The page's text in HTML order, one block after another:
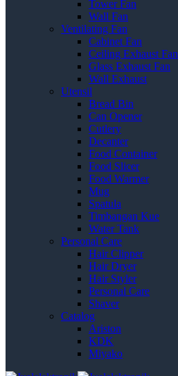
Tower Fan
Wall Fan
Ventilating Fan
Cabinet Fan
Ceiling Exhaust Fan
Glass Exhaust Fan
Wall Exhaust
Utensil
Bread Bin
Can Opener
Cutlery
Decanter
Food Container
Food Slicer
Food Warmer
Mug
Spatula
Timbangan Kue
Water Tank
Personal Care
Hair Clipper
Hair Dryer
Hair Styler
Personal Care
Shaver
Catalog
Ariston
KDK
Miyako